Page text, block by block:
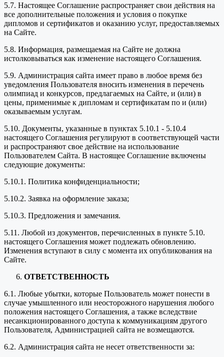
5.7. Настоящее Соглашение распространяет свои действия на
все дополнительные положения и условия о покупке
дипломов и сертификатов и оказанию услуг, предоставляемых
на Сайте.
5.8. Информация, размещаемая на Сайте не должна
истолковываться как изменение настоящего Соглашения.
5.9. Администрация сайта имеет право в любое время без
уведомления Пользователя вносить изменения в перечень
олимпиад и конкурсов, предлагаемых на Сайте, и (или) в
цены, применимые к дипломам и сертификатам по и (или)
оказываемым услугам.
5.10. Документы, указанные в пунктах 5.10.1 - 5.10.4
настоящего Соглашения регулируют в соответствующей части
и распространяют свое действие на использование
Пользователем Сайта. В настоящее Соглашение включены
следующие документы:
5.10.1. Политика конфиденциальности;
5.10.2. Заявка на оформление заказа;
5.10.3. Предложения и замечания.
5.11. Любой из документов, перечисленных в пункте 5.10.
настоящего Соглашения может подлежать обновлению.
Изменения вступают в силу с момента их опубликования на
Сайте.
ОТВЕТСТВЕННОСТЬ
6.1. Любые убытки, которые Пользователь может понести в
случае умышленного или неосторожного нарушения любого
положения настоящего Соглашения, а также вследствие
несанкционированного доступа к коммуникациям другого
Пользователя, Администрацией сайта не возмещаются.
6.2. Администрация сайта не несет ответственности за: